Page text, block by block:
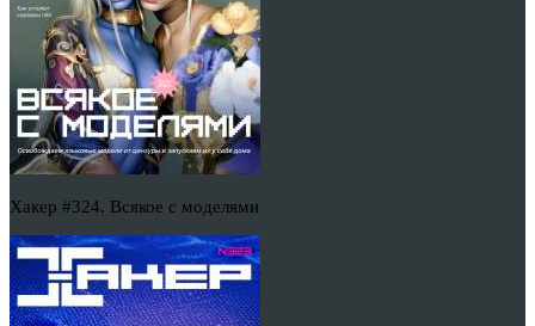
Хакер #324. Всякое с моделями